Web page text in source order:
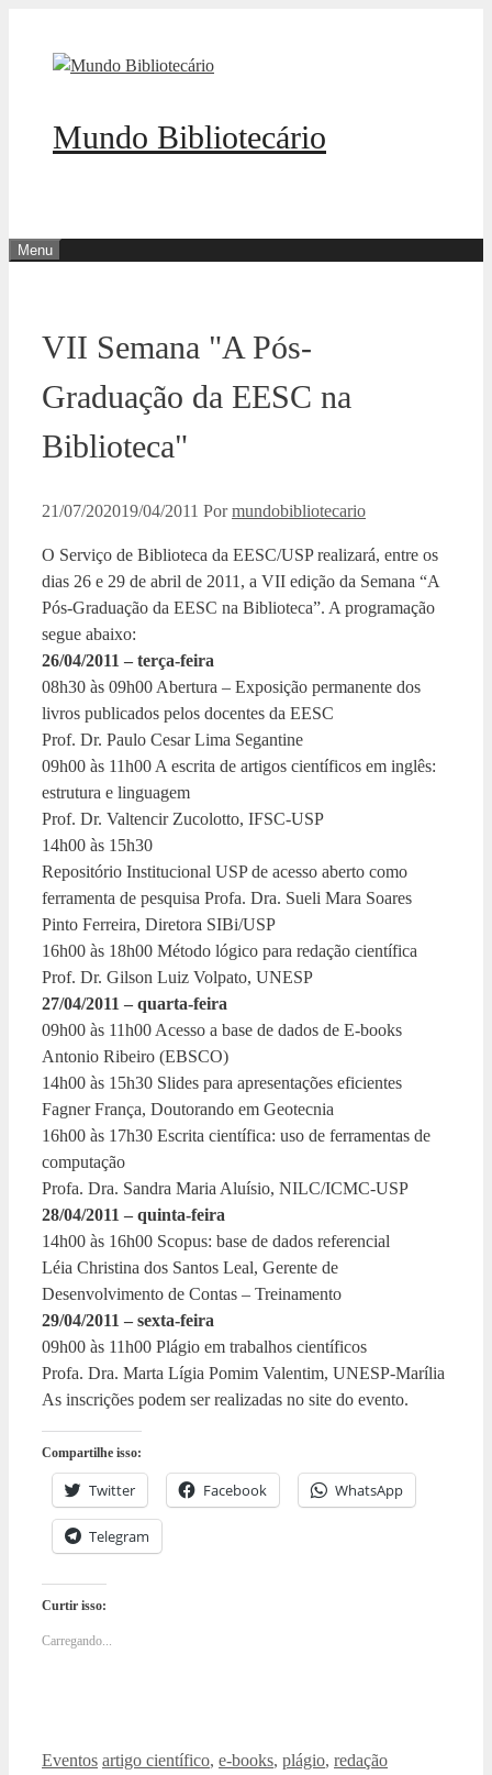
Mundo Bibliotecário
Menu
VII Semana "A Pós-
Graduação da EESC na
Biblioteca"
21/07/202019/04/2011 Pormundobibliotecario
O Serviço de Biblioteca da EESC/USP realizará, entre os
dias 26 e 29 de abril de 2011, a VII edição da Semana “A
Pós-Graduação da EESC na Biblioteca”. A programação
segue abaixo:
26/04/2011 – terça-feira
08h30 às 09h00 Abertura – Exposição permanente dos
livros publicados pelos docentes da EESC
Prof. Dr. Paulo Cesar Lima Segantine
09h00 às 11h00 A escrita de artigos científicos em inglês:
estrutura e linguagem
Prof. Dr. Valtencir Zucolotto, IFSC-USP
14h00 às 15h30
Repositório Institucional USP de acesso aberto como
ferramenta de pesquisa Profa. Dra. Sueli Mara Soares
Pinto Ferreira, Diretora SIBi/USP
16h00 às 18h00 Método lógico para redação científica
Prof. Dr. Gilson Luiz Volpato, UNESP
27/04/2011 – quarta-feira
09h00 às 11h00 Acesso a base de dados de E-books
Antonio Ribeiro (EBSCO)
14h00 às 15h30 Slides para apresentações eficientes
Fagner França, Doutorando em Geotecnia
16h00 às 17h30 Escrita científica: uso de ferramentas de
computação
Profa. Dra. Sandra Maria Aluísio, NILC/ICMC-USP
28/04/2011 – quinta-feira
14h00 às 16h00 Scopus: base de dados referencial
Léia Christina dos Santos Leal, Gerente de
Desenvolvimento de Contas – Treinamento
29/04/2011 – sexta-feira
09h00 às 11h00 Plágio em trabalhos científicos
Profa. Dra. Marta Lígia Pomim Valentim, UNESP-Marília
As inscrições podem ser realizadas no site do evento.
Compartilhe isso:
Twitter Facebook WhatsApp
Telegram
Curtir isso:
Carregando...
Categorias
Eventos Tags
artigo científico, e-books, plágio, redação